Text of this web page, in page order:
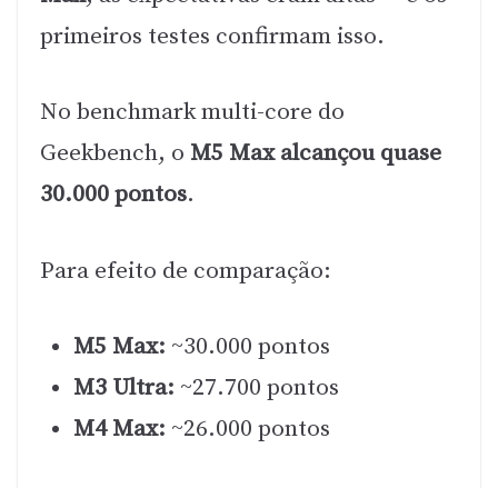
primeiros testes confirmam isso.
No benchmark multi-core do
Geekbench, o M5 Max alcançou quase
30.000 pontos.
Para efeito de comparação:
M5 Max: ~30.000 pontos
M3 Ultra: ~27.700 pontos
M4 Max: ~26.000 pontos